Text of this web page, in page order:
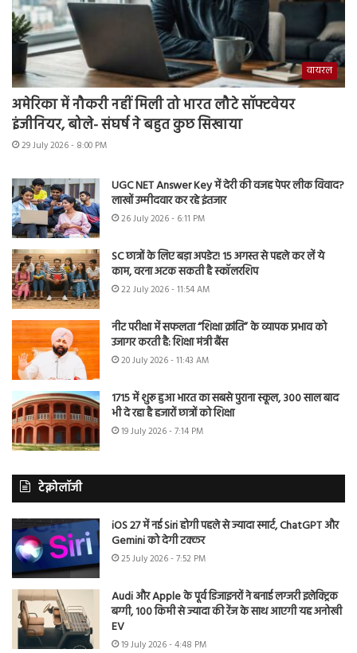
वायरल
अमेरिका में नौकरी नहीं मिली तो भारत लौटे सॉफ्टवेयर
इंजीनियर, बोले- संघर्ष ने बहुत कुछ सिखाया
29 July 2026 - 8:00 PM
UGC NET Answer Key में देरी की वजह पेपर लीक विवाद?
लाखों उम्मीदवार कर रहे इंतजार
26 July 2026 - 6:11 PM
SC छात्रों के लिए बड़ा अपडेट! 15 अगस्त से पहले कर लें ये
काम, वरना अटक सकती है स्कॉलरशिप
22 July 2026 - 11:54 AM
नीट परीक्षा में सफलता “शिक्षा क्रांति” के व्यापक प्रभाव को
उजागर करती है: शिक्षा मंत्री बैंस
20 July 2026 - 11:43 AM
1715 में शुरू हुआ भारत का सबसे पुराना स्कूल, 300 साल बाद
भी दे रहा है हजारों छात्रों को शिक्षा
19 July 2026 - 7:14 PM
टेक्नोलॉजी
iOS 27 में नई Siri होगी पहले से ज्यादा स्मार्ट, ChatGPT और
Gemini को देगी टक्कर
25 July 2026 - 7:52 PM
Audi और Apple के पूर्व डिजाइनरों ने बनाई लग्जरी इलेक्ट्रिक
बग्गी, 100 किमी से ज्यादा की रेंज के साथ आएगी यह अनोखी
EV
19 July 2026 - 4:48 PM